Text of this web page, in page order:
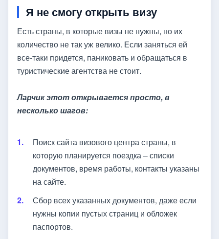
Я не смогу открыть визу
Есть страны, в которые визы не нужны, но их
количество не так уж велико. Если заняться ей
все-таки придется, паниковать и обращаться в
туристические агентства не стоит.
Ларчик этот открывается просто, в
несколько шагов:
Поиск сайта визового центра страны, в
которую планируется поездка – списки
документов, время работы, контакты указаны
на сайте.
Сбор всех указанных документов, даже если
нужны копии пустых страниц и обложек
паспортов.